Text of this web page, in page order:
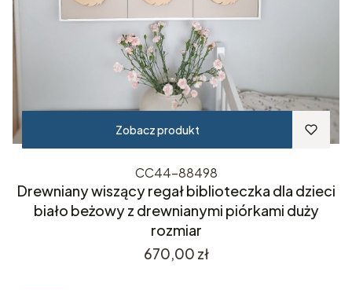
Zobacz produkt
CC44-88498
Drewniany wiszący regał biblioteczka dla dzieci
biało beżowy z drewnianymi piórkami duży
rozmiar
Cena
670,00 zł